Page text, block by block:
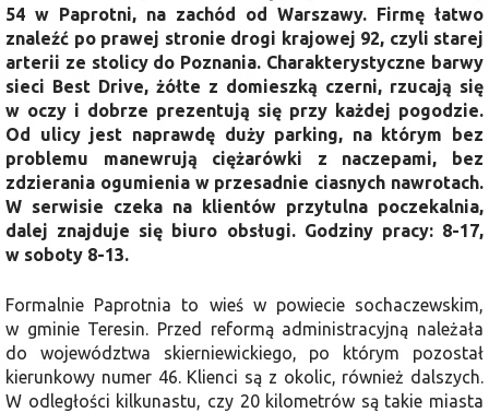
54 w Paprotni, na zachód od Warszawy. Firmę łatwo
znaleźć po prawej stronie drogi krajowej 92, czyli starej
arterii ze stolicy do Poznania. Charakterystyczne barwy
sieci Best Drive, żółte z domieszką czerni, rzucają się
w oczy i dobrze prezentują się przy każdej pogodzie.
Od ulicy jest naprawdę duży parking, na którym bez
problemu manewrują ciężarówki z naczepami, bez
zdzierania ogumienia w przesadnie ciasnych nawrotach.
W serwisie czeka na klientów przytulna poczekalnia,
dalej znajduje się biuro obsługi. Godziny pracy: 8-17,
w soboty 8-13.
Formalnie Paprotnia to wieś w powiecie sochaczewskim,
w gminie Teresin. Przed reformą administracyjną należała
do województwa skierniewickiego, po którym pozostał
kierunkowy numer 46. Klienci są z okolic, również dalszych.
W odległości kilkunastu, czy 20 kilometrów są takie miasta